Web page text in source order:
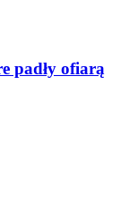
padły ofiarą